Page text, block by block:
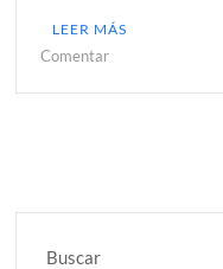
LEER MÁS
Comentaren
Camión
Buscar